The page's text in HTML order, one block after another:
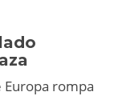
Europa rompa